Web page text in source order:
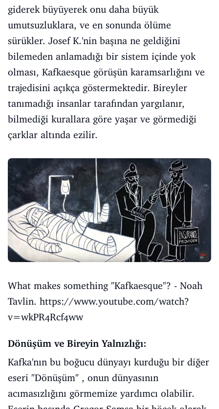
giderek büyüyerek onu daha büyük
umutsuzluklara, ve en sonunda ölüme
sürükler. Josef K.'nin başına ne geldiğini
bilemeden anlamadığı bir sistem içinde yok
olması, Kafkaesque görüşün karamsarlığını ve
trajedisini açıkça göstermektedir. Bireyler
tanımadığı insanlar tarafından yargılanır,
bilmediği kurallara göre yaşar ve görmediği
çarklar altında ezilir.
What makes something "Kafkaesque"? - Noah
Tavlin. https://www.youtube.com/watch?
v=wkPR4Rcf4ww
Dönüşüm ve Bireyin Yalnızlığı:
Kafka'nın bu boğucu dünyayı kurduğu bir diğer
eseri "Dönüşüm" , onun dünyasının
acımasızlığını görmemize yardımcı olabilir.